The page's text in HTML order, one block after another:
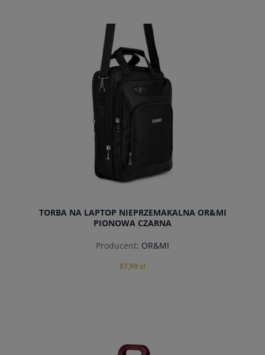
do koszyka
TORBA NA LAPTOP NIEPRZEMAKALNA OR&MI
PIONOWA CZARNA
Producent: OR&MI
87,99 zł